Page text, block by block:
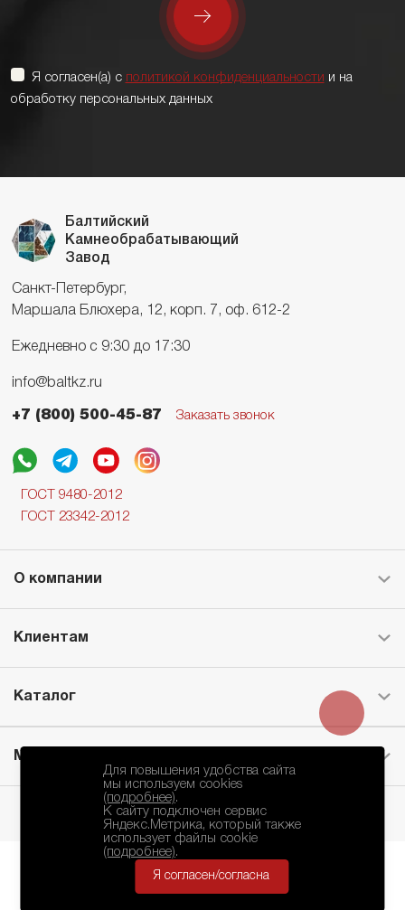
Я согласен(а) с политикой конфиденциальности и на
обработку персональных данных
Балтийский
Камнеобрабатывающий
Завод
Санкт-Петербург,
Маршала Блюхера, 12, корп. 7, оф. 612-2
Ежедневно с 9:30 до 17:30
info@baltkz.ru
+7 (800) 500-45-87 Заказать звонок
ГОСТ 9480-2012
ГОСТ 23342-2012
О компании
Клиентам
Каталог
Месторождение
БКЗ © 2010-2024.
Для повышения удобства сайта
мы используем cookies
(подробнее).
К сайту подключен сервис
Яндекс.Метрика, который также
использует файлы cookie
(подробнее).
Я согласен/согласна